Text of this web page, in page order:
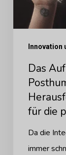
Chancen
plastische
Chirurgie
Innovation
Das
für die
Da die
immer